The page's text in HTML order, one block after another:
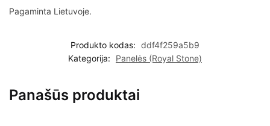
Pagaminta Lietuvoje.
Produkto kodas: ddf4f259a5b9
Kategorija:
Panelės (Royal Stone)
Panašūs produktai